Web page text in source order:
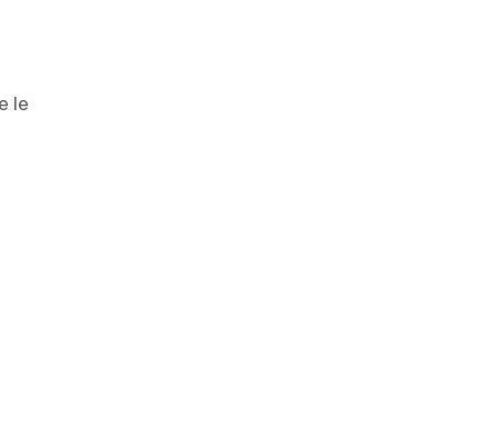
le